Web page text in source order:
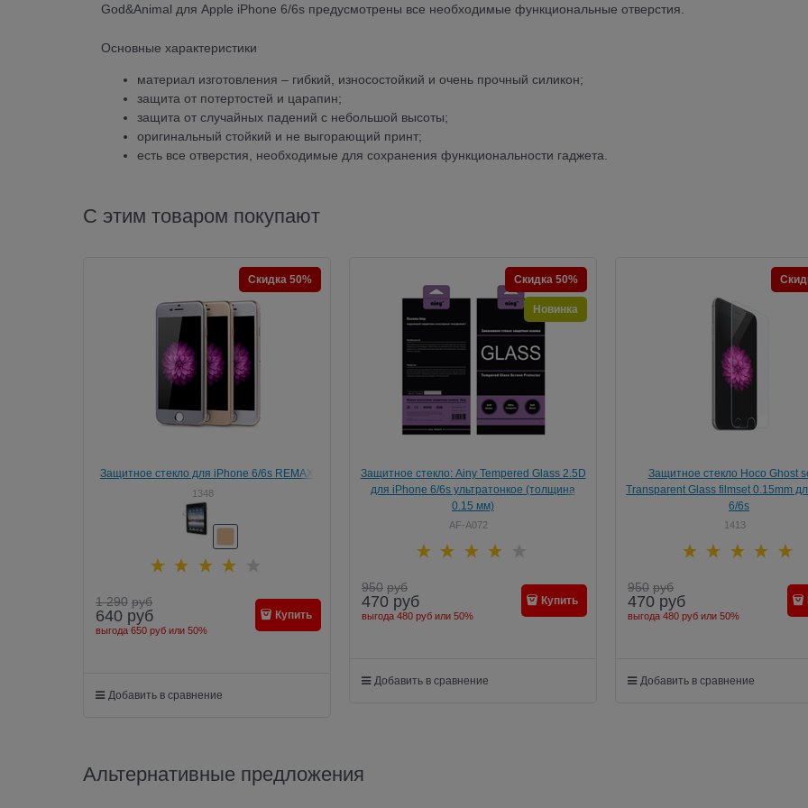
God&Animal для Apple iPhone 6/6s предусмотрены все необходимые функциональные отверстия.
Основные характеристики
материал изготовления – гибкий, износостойкий и очень прочный силикон;
защита от потертостей и царапин;
защита от случайных падений с небольшой высоты;
оригинальный стойкий и не выгорающий принт;
есть все отверстия, необходимые для сохранения функциональности гаджета.
С этим товаром покупают
Защитное стекло для iPhone 6/6s REMAX
Helmet Tempered Glass Protector
1348
Скидка 50%
1 290 руб
640 руб
выгода 650 руб или 50%
Купить
Добавить в сравнение
Защитное стекло: Ainy Tempered Glass 2.5D
для iPhone 6/6s ультратонкое (толщина
0.15 мм)
AF-A072
Скидка 50%
Новинка
950 руб
470 руб
выгода 480 руб или 50%
Купить
Добавить в сравнение
Защитное стекло Hoco Ghost
Transparent Glass filmset 0.15mm
6/6s
1413
950 руб
470 руб
выгода 480 руб или 50%
Добавить в сравнение
Альтернативные предложения